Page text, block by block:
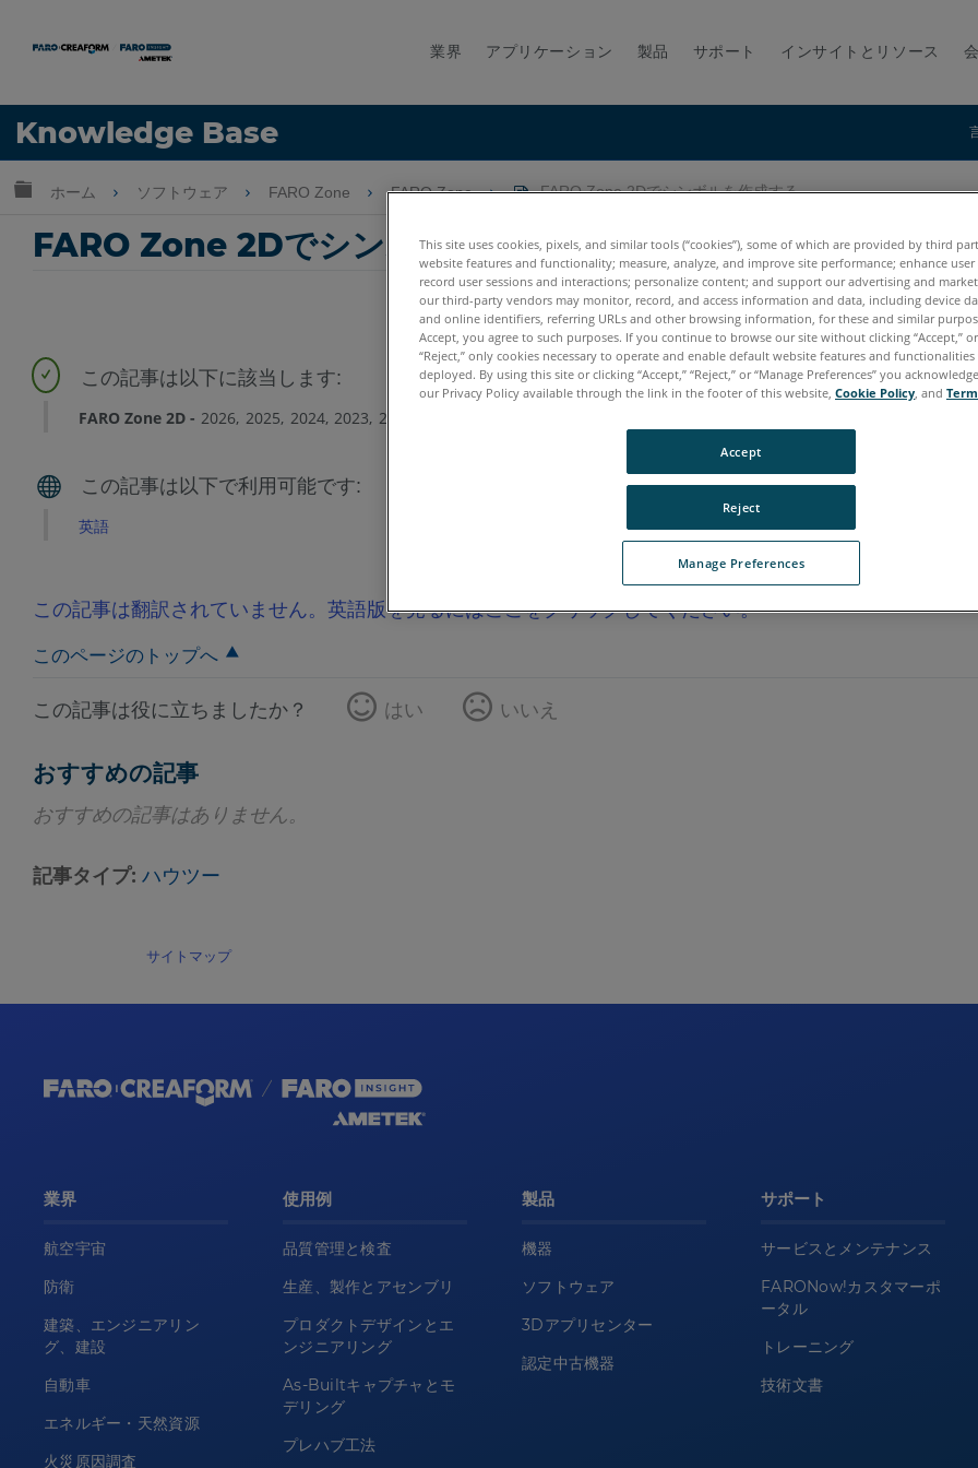
業界 アプリケーション 製品 サポート インサイトとリソース
Knowledge Base
言語
グローバル階層を展開/折りたたむ
ホーム ソフトウェア FARO Zone FARO Zone FARO Zone 2Dでシンボルを作成する
FARO Zone 2Dでシンボルを作成する
FARO Zone 2D 2026 2025 2024 2023 2022
英語
この記事は翻訳されていません。英語版を見るにはここをクリックしてください。
このページのトップへ
この記事は役に立ちましたか？ はい いいえ
おすすめの記事
おすすめの記事はありません。
記事タイプ ハウツー
サイトマップ
業界
航空宇宙
防衛
建築、エンジニアリン
グ、建設
自動車
エネルギー・天然資源
火災原因調査
使用例
品質管理と検査
生産、製作とアセンブリ
プロダクトデザインとエ
ンジニアリング
As-Builtキャプチャとモ
デリング
プレハブ工法
製品
機器
ソフトウェア
3Dアプリセンター
認定中古機器
サポート
サービスとメンテナンス
FARONow!カスタマーポ
ータル
トレーニング
技術文書
This site uses cookies, pixels, and similar tools (“cookies”), some of which are provided by third
website features and functionality; measure, analyze, and improve site performance; enhance user
record user sessions and interactions; personalize content; and support our advertising and
our third-party vendors may monitor, record, and access information and data, including device
and online identifiers, referring URLs and other browsing information, for these and similar
Accept, you agree to such purposes. If you continue to browse our site without clicking “Accept,”
“Reject,” only cookies necessary to operate and enable default website features and
deployed. By using this site or clicking “Accept,” “Reject,” or “Manage Preferences” you
our Privacy Policy available through the link in the footer of this website, Cookie Policy, and
Manage Preferences
Reject
Accept